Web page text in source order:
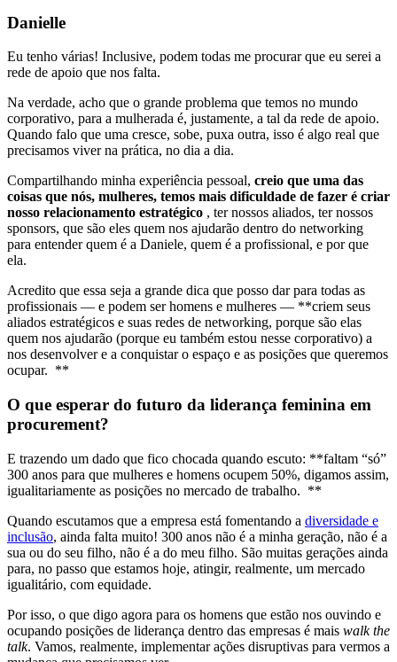
Danielle
Eu tenho várias! Inclusive, podem todas me procurar que eu serei a
rede de apoio que nos falta.
Na verdade, acho que o grande problema que temos no mundo
corporativo, para a mulherada é, justamente, a tal da rede de apoio.
Quando falo que uma cresce, sobe, puxa outra, isso é algo real que
precisamos viver na prática, no dia a dia.
Compartilhando minha experiência pessoal, creio que uma das
coisas que nós, mulheres, temos mais dificuldade de fazer é criar
nosso relacionamento estratégico , ter nossos aliados, ter nossos
sponsors, que são eles quem nos ajudarão dentro do networking
para entender quem é a Daniele, quem é a profissional, e por que
ela.
Acredito que essa seja a grande dica que posso dar para todas as
profissionais — e podem ser homens e mulheres — **criem seus
aliados estratégicos e suas redes de networking, porque são elas
quem nos ajudarão (porque eu também estou nesse corporativo) a
nos desenvolver e a conquistar o espaço e as posições que queremos
ocupar. **
O que esperar do futuro da liderança feminina em
procurement?
E trazendo um dado que fico chocada quando escuto: **faltam “só”
300 anos para que mulheres e homens ocupem 50%, digamos assim,
igualitariamente as posições no mercado de trabalho. **
Quando escutamos que a empresa está fomentando a diversidade e
inclusão, ainda falta muito! 300 anos não é a minha geração, não é a
sua ou do seu filho, não é a do meu filho. São muitas gerações ainda
para, no passo que estamos hoje, atingir, realmente, um mercado
igualitário, com equidade.
Por isso, o que digo agora para os homens que estão nos ouvindo e
ocupando posições de liderança dentro das empresas é mais walk the
talk. Vamos, realmente, implementar ações disruptivas para vermos a